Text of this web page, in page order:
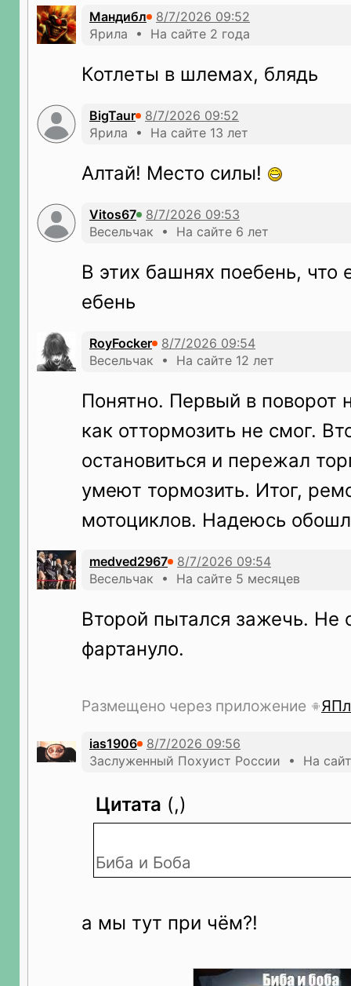
Мандибл
Ярила • На сайте 2 года
Котлеты в шлемах, блядь
BigTaur
Ярила • На сайте 13 лет
Алтай! Место силы!
Vitos67
Весельчак • На сайте 6 лет
В этих башнях поебень, что
ебень
RoyFocker
Весельчак • На сайте 12 лет
Понятно. Первый в поворот
как оттормозить не смог.
остановиться и пережал
умеют тормозить. Итог,
мотоциклов. Надеюсь
medved2967
Весельчак • На сайте 5 месяцев
Второй пытался зажечь. Не
фартануло.
Размещено через приложение
ias1906
Заслуженный Похуист России • На
Цитата (,)
Биба и Боба
а мы тут при чём?!